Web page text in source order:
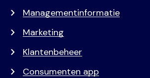
Managementinformatie
Marketing
Klantenbeheer
Consumenten app